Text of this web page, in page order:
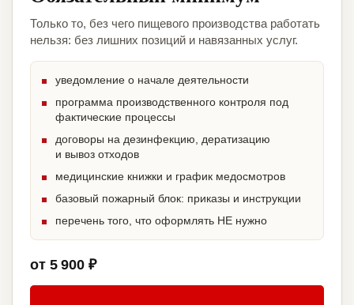
Только то, без чего пищевого производства работать
нельзя: без лишних позиций и навязанных услуг.
уведомление о начале деятельности
программа производственного контроля под
фактические процессы
договоры на дезинфекцию, дератизацию
и вывоз отходов
медицинские книжки и график медосмотров
базовый пожарный блок: приказы и инструкции
перечень того, что оформлять НЕ нужно
от 5 900 ₽